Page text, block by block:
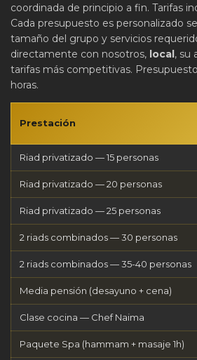
coordinada de principio a fin. Tarifas
Cada presupuesto es personalizado
tamaño del grupo y servicios
directamente con nosotros, local, su
tarifas más competitivas.
horas.
Prestación
Riad privatizado — 15 personas
Riad privatizado — 20 personas
Riad privatizado — 25 personas
2 riads combinados — 30 personas
2 riads combinados — 35-40 personas
Media pensión (desayuno + cena)
Clase cocina — Chef Naima
Paquete Spa (hammam + masaje 1h)